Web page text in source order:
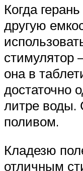
Когда
другую
стимулятор
она в
достаточно
литре
поливом.
Кладезю
отличным